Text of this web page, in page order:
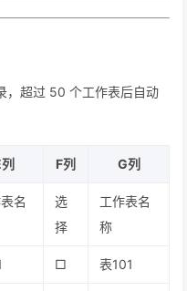
，超过 50 个工作表后自动
F列 G列
名
选
择
工作表名
称
□ 表101